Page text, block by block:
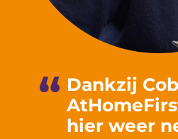
Dankzij
hier weer